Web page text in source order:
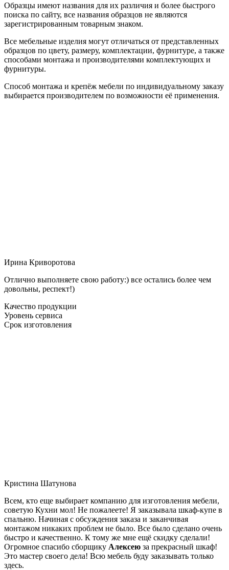
Образцы имеют названия для их различия и более быстрого
поиска по сайту, все названия образцов не являются
зарегистрированным товарным знаком.
Все мебельные изделия могут отличаться от представленных
образцов по цвету, размеру, комплектации, фурнитуре, а также
способами монтажа и производителями комплектующих и
фурнитуры.
Способ монтажа и крепёж мебели по индивидуальному заказу
выбирается производителем по возможности её применения.
Ирина Криворотова
Отлично выполняете свою работу:) все остались более чем
довольны, респект!)
Качество продукции
Уровень сервиса
Срок изготовления
Кристина Шатунова
Всем, кто еще выбирает компанию для изготовления мебели,
советую Кухни мол! Не пожалеете! Я заказывала шкаф-купе в
спальню. Начиная с обсуждения заказа и заканчивая
монтажом никаких проблем не было. Все было сделано очень
быстро и качественно. К тому же мне ещё скидку сделали!
Огромное спасибо сборщику Алексею за прекрасный шкаф!
Это мастер своего дела! Всю мебель буду заказывать только
здесь.